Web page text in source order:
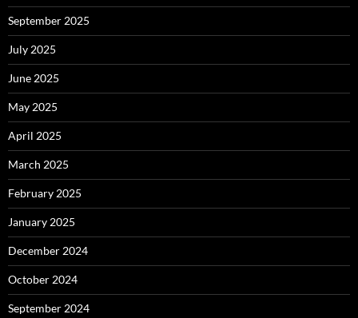
September 2025
July 2025
June 2025
May 2025
April 2025
March 2025
February 2025
January 2025
December 2024
October 2024
September 2024